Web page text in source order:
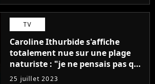
TV
Caroline Ithurbide s'affiche
totalement nue sur une plage
naturiste : "je ne pensais pas que
j'arriverais à le faire..."
25 juillet 2023